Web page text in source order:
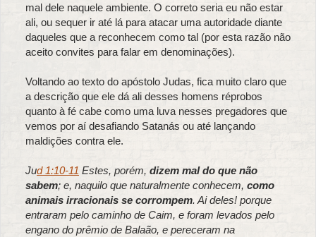
mal dele naquele ambiente. O correto seria eu não estar
ali, ou sequer ir até lá para atacar uma autoridade diante
daqueles que a reconhecem como tal (por esta razão não
aceito convites para falar em denominações).
Voltando ao texto do apóstolo Judas, fica muito claro que
a descrição que ele dá ali desses homens réprobos
quanto à fé cabe como uma luva nesses pregadores que
vemos por aí desafiando Satanás ou até lançando
maldições contra ele.
Jud 1:10-11 Estes, porém, dizem mal do que não
sabem; e, naquilo que naturalmente conhecem, como
animais irracionais se corrompem. Ai deles! porque
entraram pelo caminho de Caim, e foram levados pelo
engano do prêmio de Balaão, e pereceram na